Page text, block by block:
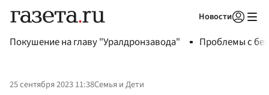
Новости
Покушение на главу "Уралдронзавода" Проблемы с
25 сентября 2023 11:38Семья и Дети